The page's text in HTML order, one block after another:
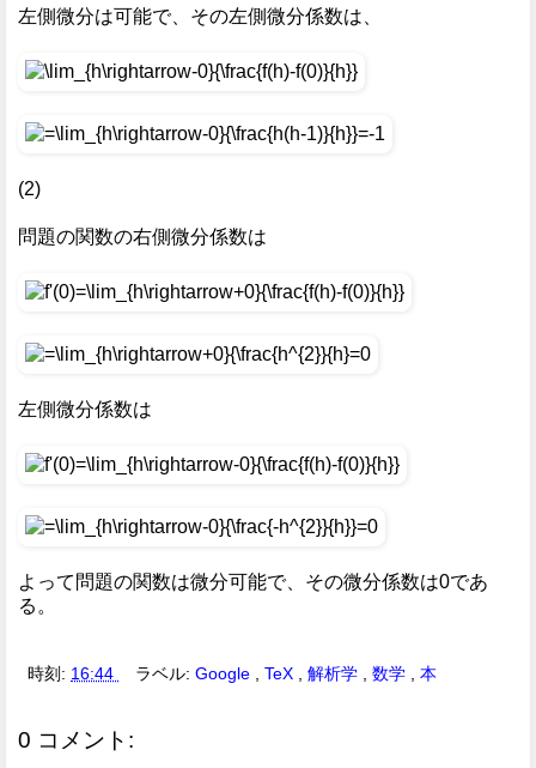
左側微分は可能で、その左側微分係数は、
(2)
問題の関数の右側微分係数は
左側微分係数は
よって問題の関数は微分可能で、その微分係数は0であ
る。
時刻: 16:44 ラベル:Google ,TeX ,解析学 ,数学 ,本
0 コメント: